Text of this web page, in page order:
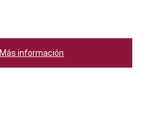
Más información